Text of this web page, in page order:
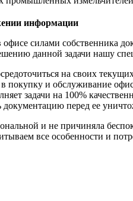
информации
силами собственника
данной задачи нашу
на своих
покупку и обслуживание
задачи на 100%
документацию перед ее
и не причиняла
все особенности и